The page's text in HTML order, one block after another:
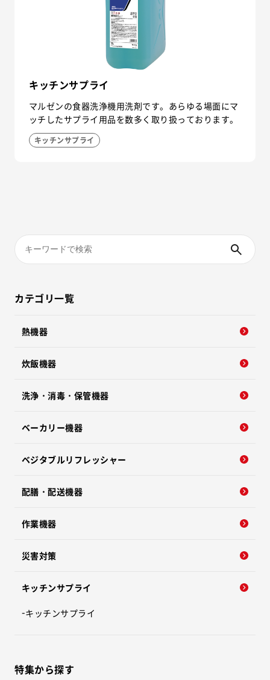
キッチンサプライ
マルゼンの食器洗浄機用洗剤です。あらゆる場面にマ
ッチしたサプライ用品を数多く取り扱っております。
キッチンサプライ
カテゴリ一覧
熱機器
炊飯機器
洗浄・消毒・保管機器
ベーカリー機器
ベジタブルリフレッシャー
配膳・配送機器
作業機器
災害対策
キッチンサプライ
キッチンサプライ
特集から探す